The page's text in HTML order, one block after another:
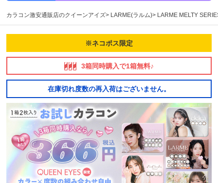
カラコン激安通販店のクイーンアイズ LARME(ラルム) LARME MELTY
※ネコポス限定
3箱同時購入で1箱無料♪
在庫切れ度数の再入荷はございません。